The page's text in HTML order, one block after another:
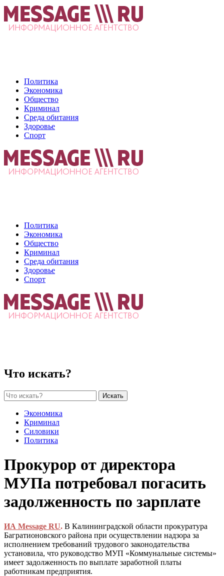
Политика
Экономика
Общество
Криминал
Среда обитания
Здоровье
Спорт
Политика
Экономика
Общество
Криминал
Среда обитания
Здоровье
Спорт
Что искать?
Искать
Экономика
Криминал
Силовики
Политика
Прокурор от директора
МУПа потребовал погасить
задолженность по зарплате
ИА Message RU. В Калининградской области прокуратура
Багратионовского района при осуществлении надзора за
исполнением требований трудового законодательства
установила, что руководство МУП «Коммунальные системы»
имеет задолженность по выплате заработной платы
работникам предприятия.